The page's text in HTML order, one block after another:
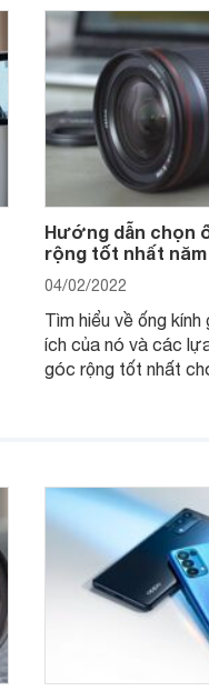
Pro đem đến những
Hướng dẫn chọn
rộng tốt nhất năm
04/02/2022
Tìm hiểu về ống
ích của nó và các
góc rộng tốt nhất